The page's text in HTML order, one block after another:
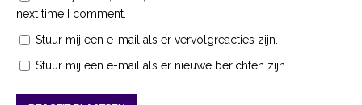
next time I comment.
Stuur mij een e-mail als er vervolgreacties zijn.
Stuur mij een e-mail als er nieuwe berichten zijn.